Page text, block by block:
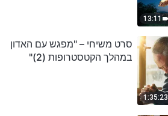
13:11
1:35:23
סרט משיחי – "מפגש עם האדון
במהלך הקטסטרופות (2)"